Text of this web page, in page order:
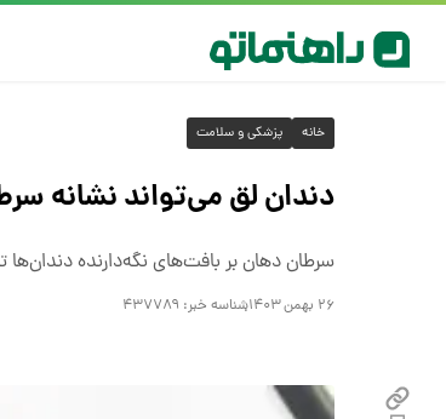
خانه پزشکی و سلامت
دندان لق می‌تواند نشانه
سرطان دهان بر بافت‌های نگه‌دارنده
۲۶ بهمن ۱۴۰۳ شناسه خبر: ۴۳۷۷۸۹